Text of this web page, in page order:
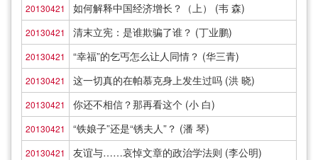
20130421 如何解释中国经济增长？（上） (韦 森)
20130421 清末立宪：是谁欺骗了谁？ (丁业鹏)
20130421 “幸福”的乞丐怎么让人同情？ (华三青)
20130421 这一切真的在帕慕克身上发生过吗 (洪 晓)
20130421 你还不相信？那再看这个 (小 白)
20130421 “铁娘子”还是“锈夫人”？ (潘 琴)
20130421 友谊与……哀悼文章的政治学法则 (李公明)